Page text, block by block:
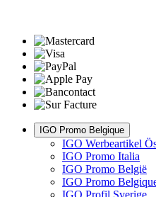
IGO Promo Belgique
IGO Werbeartikel
IGO Promo Italia
IGO Promo België
IGO Promo